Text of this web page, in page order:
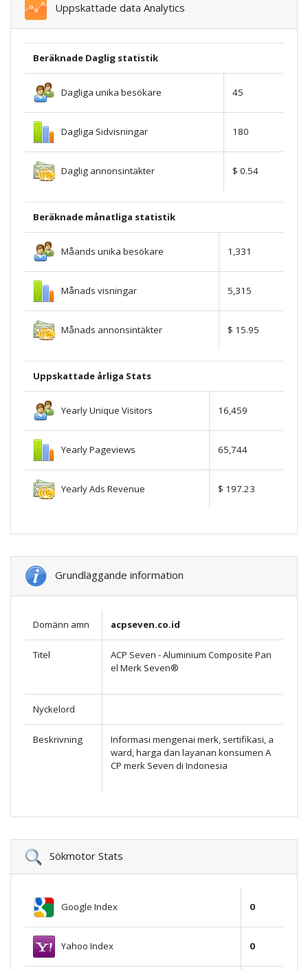
Uppskattade data Analytics
Beräknade Daglig statistik
Dagliga unika besökare 45
Dagliga Sidvisningar 180
Daglig annonsintäkter $ 0.54
Beräknade månatliga statistik
Måands unika besökare 1,331
Månads visningar 5,315
Månads annonsintäkter $ 15.95
Uppskattade årliga Stats
Yearly Unique Visitors 16,459
Yearly Pageviews 65,744
Yearly Ads Revenue $ 197.23
Grundläggande information
Domänn amn acpseven.co.id
Titel
ACP Seven - Aluminium Composite Pan
el Merk Seven®
Nyckelord
Beskrivning
Informasi mengenai merk, sertifikasi, a
ward, harga dan layanan konsumen A
CP merk Seven di Indonesia
Sökmotor Stats
Google Index 0
Yahoo Index 0